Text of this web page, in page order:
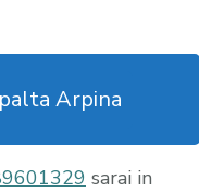
Arpina
sarai in